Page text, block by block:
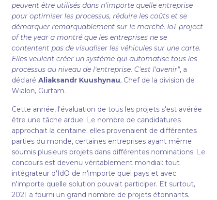
peuvent être utilisés dans n'importe quelle entreprise
pour optimiser les processus, réduire les coûts et se
démarquer remarquablement sur le marché. IoT project
of the year a montré que les entreprises ne se
contentent pas de visualiser les véhicules sur une carte.
Elles veulent créer un système qui automatise tous les
processus au niveau de l'entreprise. C'est l'avenir", a
déclaré Aliaksandr Kuushynau, Chef de la division de
Wialon, Gurtam.
Cette année, l'évaluation de tous les projets s'est avérée
être une tâche ardue. Le nombre de candidatures
approchait la centaine; elles provenaient de différentes
parties du monde, certaines entreprises ayant même
soumis plusieurs projets dans différentes nominations. Le
concours est devenu véritablement mondial: tout
intégrateur d'IdO de n'importe quel pays et avec
n'importe quelle solution pouvait participer. Et surtout,
2021 a fourni un grand nombre de projets étonnants.